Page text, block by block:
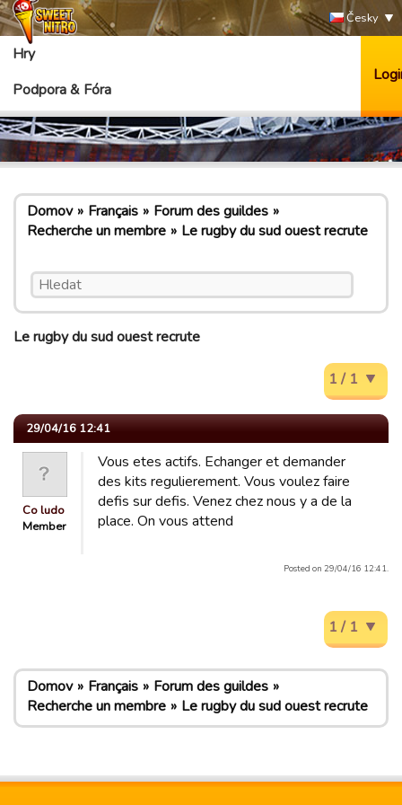
Česky
Hry
Podpora & Fóra
Domov Français
Forum des guildes
Recherche un membre
Le rugby du sud ouest recrute
Le rugby du sud ouest recrute
1 / 1
29/04/16 12:41
Co ludo
Member
Vous etes actifs. Echanger et demander
des kits regulierement. Vous voulez faire
defis sur defis. Venez chez nous y a de la
place. On vous attend
Posted on 29/04/16 12:41.
1 / 1
Domov Français
Forum des guildes
Recherche un membre
Le rugby du sud ouest recrute